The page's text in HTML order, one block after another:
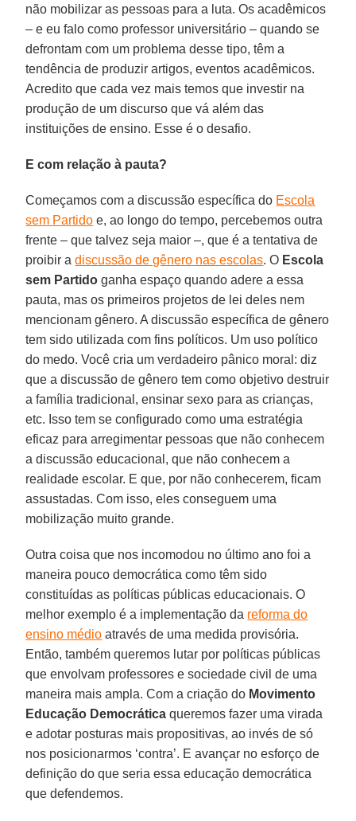
não mobilizar as pessoas para a luta. Os acadêmicos
– e eu falo como professor universitário – quando se
defrontam com um problema desse tipo, têm a
tendência de produzir artigos, eventos acadêmicos.
Acredito que cada vez mais temos que investir na
produção de um discurso que vá além das
instituições de ensino. Esse é o desafio.
E com relação à pauta?
Começamos com a discussão específica do Escola
sem Partido e, ao longo do tempo, percebemos outra
frente – que talvez seja maior –, que é a tentativa de
proibir adiscussão de gênero nas escolas. O Escola
sem Partido ganha espaço quando adere a essa
pauta, mas os primeiros projetos de lei deles nem
mencionam gênero. A discussão específica de gênero
tem sido utilizada com fins políticos. Um uso político
do medo. Você cria um verdadeiro pânico moral: diz
que a discussão de gênero tem como objetivo destruir
a família tradicional, ensinar sexo para as crianças,
etc. Isso tem se configurado como uma estratégia
eficaz para arregimentar pessoas que não conhecem
a discussão educacional, que não conhecem a
realidade escolar. E que, por não conhecerem, ficam
assustadas. Com isso, eles conseguem uma
mobilização muito grande.
Outra coisa que nos incomodou no último ano foi a
maneira pouco democrática como têm sido
constituídas as políticas públicas educacionais. O
melhor exemplo é a implementação da reforma do
ensino médio através de uma medida provisória.
Então, também queremos lutar por políticas públicas
que envolvam professores e sociedade civil de uma
maneira mais ampla. Com a criação do Movimento
Educação Democrática queremos fazer uma virada
e adotar posturas mais propositivas, ao invés de só
nos posicionarmos ‘contra’. E avançar no esforço de
definição do que seria essa educação democrática
que defendemos.